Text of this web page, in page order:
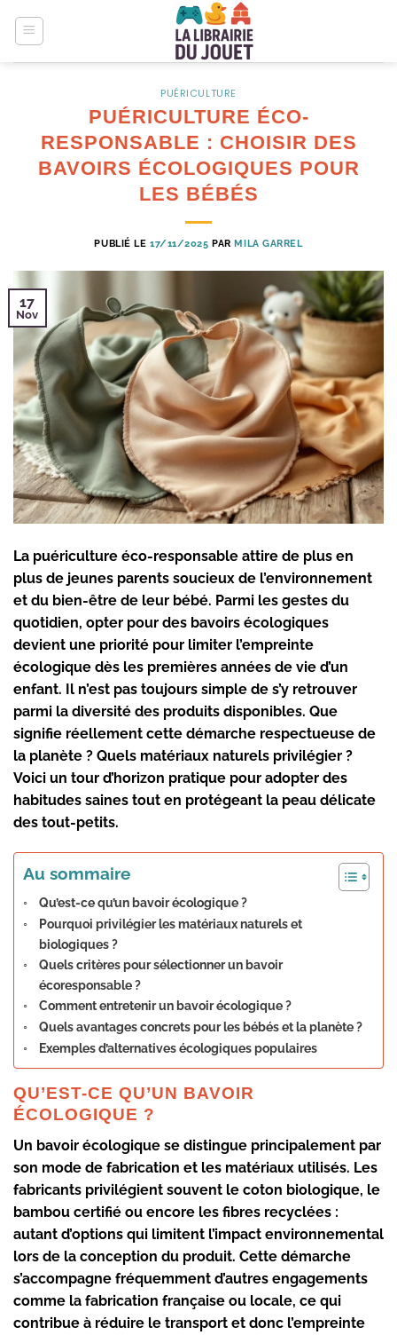
PUÉRICULTURE
PUÉRICULTURE ÉCO-
RESPONSABLE : CHOISIR DES
BAVOIRS ÉCOLOGIQUES POUR
LES BÉBÉS
PUBLIÉ LE 17/11/2025 PARMILA GARREL
17
Nov
La puériculture éco-responsable attire de plus en
plus de jeunes parents soucieux de l’environnement
et du bien-être de leur bébé. Parmi les gestes du
quotidien, opter pour des bavoirs écologiques
devient une priorité pour limiter l’empreinte
écologique dès les premières années de vie d’un
enfant. Il n’est pas toujours simple de s’y retrouver
parmi la diversité des produits disponibles. Que
signifie réellement cette démarche respectueuse de
la planète ? Quels matériaux naturels privilégier ?
Voici un tour d’horizon pratique pour adopter des
habitudes saines tout en protégeant la peau délicate
des tout-petits.
Au sommaire
Qu’est-ce qu’un bavoir écologique ?
Pourquoi privilégier les matériaux naturels et
biologiques ?
Quels critères pour sélectionner un bavoir
écoresponsable ?
Comment entretenir un bavoir écologique ?
Quels avantages concrets pour les bébés et la planète ?
Exemples d’alternatives écologiques populaires
QU’EST-CE QU’UN BAVOIR
ÉCOLOGIQUE ?
Un bavoir écologique se distingue principalement par
son mode de fabrication et les matériaux utilisés. Les
fabricants privilégient souvent le coton biologique, le
bambou certifié ou encore les fibres recyclées :
autant d’options qui limitent l’impact environnemental
lors de la conception du produit. Cette démarche
s’accompagne fréquemment d’autres engagements
comme la fabrication française ou locale, ce qui
contribue à réduire le transport et donc l’empreinte